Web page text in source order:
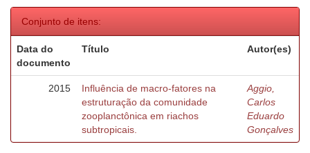
Conjunto de itens:
Data do
documento
Título Autor(es)
2015
Influência de macro-fatores na
estruturação da comunidade
zooplanctônica em riachos
subtropicais.
Aggio,
Carlos
Eduardo
Gonçalves